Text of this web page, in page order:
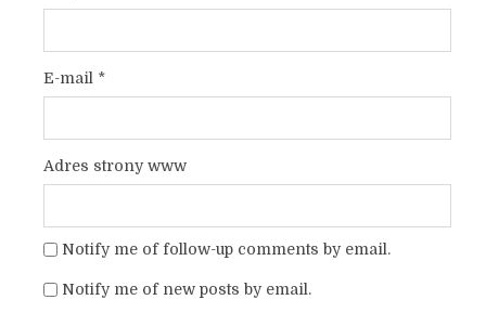
E-mail *
Adres strony www
Notify me of follow-up comments by email.
Notify me of new posts by email.